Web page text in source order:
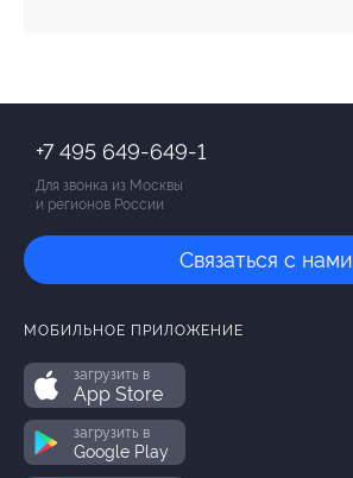
+7 495 649-649-1
Для звонка из Москвы
и регионов России
Связаться с нами
МОБИЛЬНОЕ ПРИЛОЖЕНИЕ
загрузить в
App Store
загрузить в
Google Play